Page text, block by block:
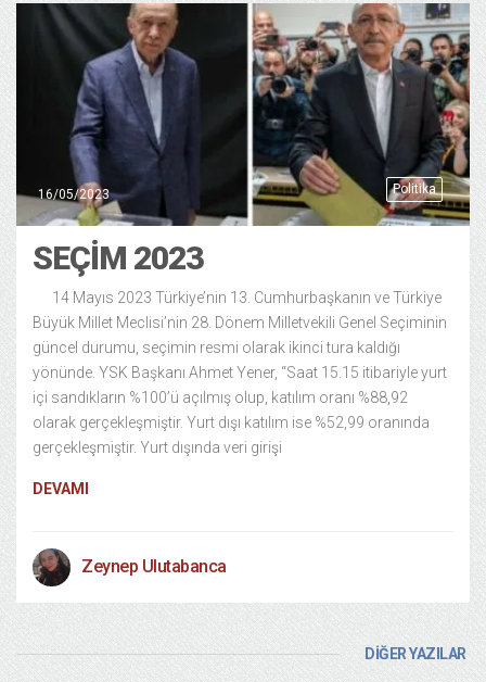
Politika
16/05/2023
SEÇİM 2023
14 Mayıs 2023 Türkiye’nin 13. Cumhurbaşkanın ve Türkiye
Büyük Millet Meclisi’nin 28. Dönem Milletvekili Genel Seçiminin
güncel durumu, seçimin resmi olarak ikinci tura kaldığı
yönünde. YSK Başkanı Ahmet Yener, “Saat 15.15 itibariyle yurt
içi sandıkların %100’ü açılmış olup, katılım oranı %88,92
olarak gerçekleşmiştir. Yurt dışı katılım ise %52,99 oranında
gerçekleşmiştir. Yurt dışında veri girişi
DEVAMI
Zeynep Ulutabanca
DİĞER YAZILAR